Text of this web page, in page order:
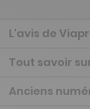
L'avis de
Tout savoir
Anciens